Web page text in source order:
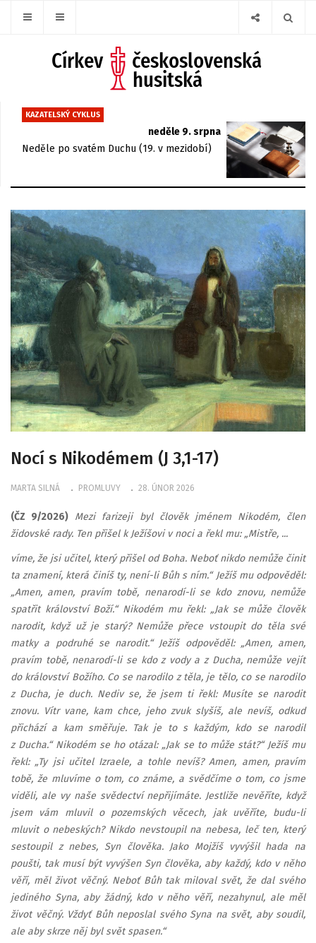
KAZATELSKÝ CYKLUS
neděle 9. srpna
Neděle po svatém Duchu (19. v mezidobí)
Nocí s Nikodémem (J 3,1-17)
MARTA SILNÁ PROMLUVY 28. ÚNOR 2026
(ČZ 9/2026) Mezi farizeji byl člověk jménem Nikodém, člen
židovské rady. Ten přišel k Ježíšovi v noci a řekl mu: „Mistře, ...
víme, že jsi učitel, který přišel od Boha. Neboť nikdo nemůže činit
ta znamení, která činíš ty, není-li Bůh s ním.“ Ježíš mu odpověděl:
„Amen, amen, pravím tobě, nenarodí-li se kdo znovu, nemůže
spatřit království Boží.“ Nikodém mu řekl: „Jak se může člověk
narodit, když už je starý? Nemůže přece vstoupit do těla své
matky a podruhé se narodit.“ Ježíš odpověděl: „Amen, amen,
pravím tobě, nenarodí-li se kdo z vody a z Ducha, nemůže vejít
do království Božího. Co se narodilo z těla, je tělo, co se narodilo
z Ducha, je duch. Nediv se, že jsem ti řekl: Musíte se narodit
znovu. Vítr vane, kam chce, jeho zvuk slyšíš, ale nevíš, odkud
přichází a kam směřuje. Tak je to s každým, kdo se narodil
z Ducha.“ Nikodém se ho otázal: „Jak se to může stát?“ Ježíš mu
řekl: „Ty jsi učitel Izraele, a tohle nevíš? Amen, amen, pravím
tobě, že mluvíme o tom, co známe, a svědčíme o tom, co jsme
viděli, ale vy naše svědectví nepřijímáte. Jestliže nevěříte, když
jsem vám mluvil o pozemských věcech, jak uvěříte, budu-li
mluvit o nebeských? Nikdo nevstoupil na nebesa, leč ten, který
sestoupil z nebes, Syn člověka. Jako Mojžíš vyvýšil hada na
poušti, tak musí být vyvýšen Syn člověka, aby každý, kdo v něho
věří, měl život věčný. Neboť Bůh tak miloval svět, že dal svého
jediného Syna, aby žádný, kdo v něho věří, nezahynul, ale měl
život věčný. Vždyť Bůh neposlal svého Syna na svět, aby soudil,
ale aby skrze něj byl svět spasen.“